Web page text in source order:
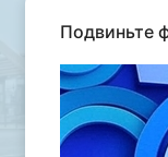
Подвиньте